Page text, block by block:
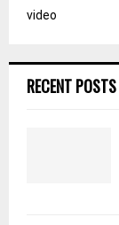
video
RECENT POSTS